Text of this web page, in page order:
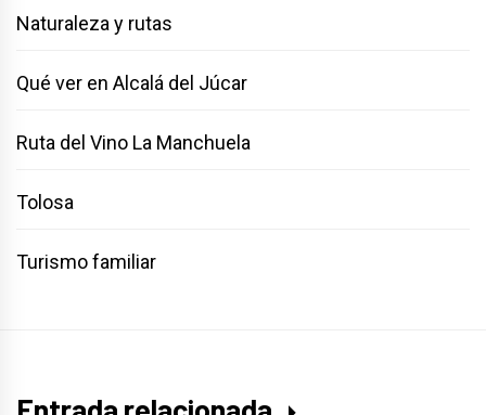
Naturaleza y rutas
Qué ver en Alcalá del Júcar
Ruta del Vino La Manchuela
Tolosa
Turismo familiar